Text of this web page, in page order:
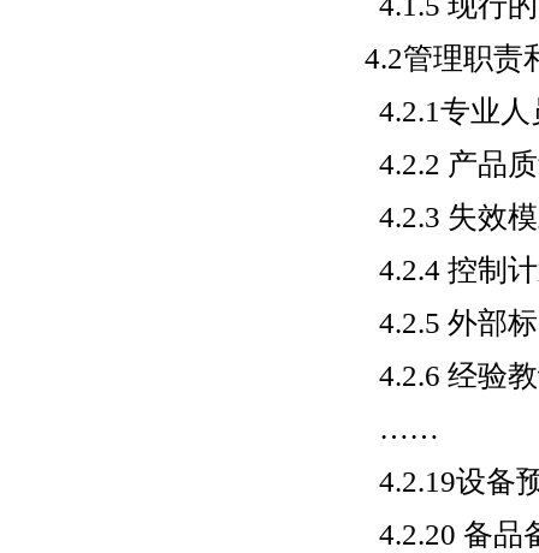
4.2管理职责
4.2.1专业人
4.2.2 产品
4.2.3 失效
4.2.4 控制
4.2.5 外部
4.2.6 经验
……
4.2.19设备
4.2.20 备品